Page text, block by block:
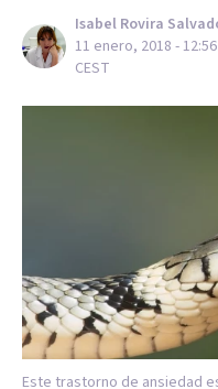
Isabel Rovira
11 enero, 2018 - 12:56
CEST
Este trastorno de ansiedad